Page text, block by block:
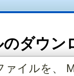
ダウン
ァイルを、